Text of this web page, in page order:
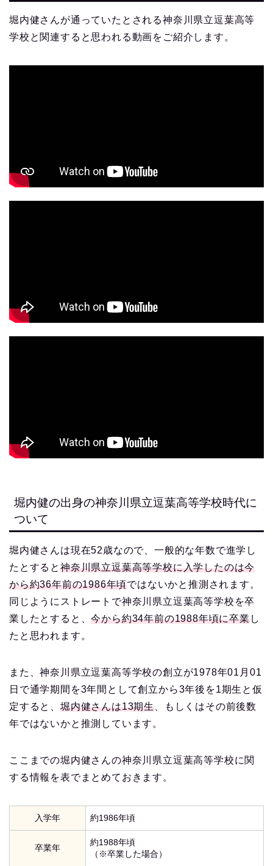
堀内健さんが通っていたとされる神奈川県立逗葉高等
学校と関連すると思われる動画をご紹介します。
堀内健の出身の神奈川県立逗葉高等学校時代に
ついて
堀内健さんは現在52歳なので、一般的な年数で進学し
たとすると 神奈川県立逗葉高等学校に入学したのは今
から約36年前の1986年頃ではないかと推測されます。
同じようにストレートで神奈川県立逗葉高等学校を卒
業したとすると、今から約34年前の1988年頃に卒業し
たと思われます。
また、神奈川県立逗葉高等学校の創立が1978年01月01
日で通学期間を3年間として創立から3年後を1期生と仮
定すると、 堀内健さんは13期生 、もしくはその前後数
年ではないかと推測しています。
ここまでの堀内健さんの神奈川県立逗葉高等学校に関
する情報を表でまとめておきます。
入学年 約1986年頃
卒業年
約1988年頃
（※卒業した場合）